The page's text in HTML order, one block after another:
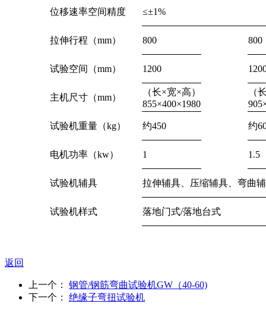
位移速率空间精度 ≤±1%
拉伸行程（mm） 800 800
试验空间（mm） 1200
主机尺寸（mm）
（长×宽×高）
855×400×1980
（
试验机重量（kg） 约450 约
电机功率（kw） 1 1.5
试验机辅具 拉伸辅具、压缩辅具、弯曲
试验机样式 落地门式/落地台式
返回
上一个： 钢管/钢筋弯曲试验机GW（40-60)
下一个： 绝缘子弯扭试验机